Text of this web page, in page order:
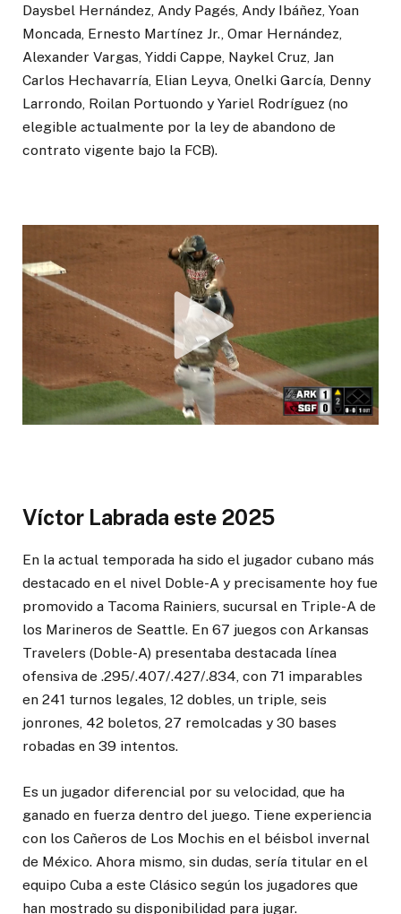
Daysbel Hernández, Andy Pagés, Andy Ibáñez, Yoan
Moncada, Ernesto Martínez Jr., Omar Hernández,
Alexander Vargas, Yiddi Cappe, Naykel Cruz, Jan
Carlos Hechavarría, Elian Leyva, Onelki García, Denny
Larrondo, Roilan Portuondo y Yariel Rodríguez (no
elegible actualmente por la ley de abandono de
contrato vigente bajo la FCB).
Víctor Labrada este 2025
En la actual temporada ha sido el jugador cubano más
destacado en el nivel Doble-A y precisamente hoy fue
promovido a Tacoma Rainiers, sucursal en Triple-A de
los Marineros de Seattle. En 67 juegos con Arkansas
Travelers (Doble-A) presentaba destacada línea
ofensiva de .295/.407/.427/.834, con 71 imparables
en 241 turnos legales, 12 dobles, un triple, seis
jonrones, 42 boletos, 27 remolcadas y 30 bases
robadas en 39 intentos.
Es un jugador diferencial por su velocidad, que ha
ganado en fuerza dentro del juego. Tiene experiencia
con los Cañeros de Los Mochis en el béisbol invernal
de México. Ahora mismo, sin dudas, sería titular en el
equipo Cuba a este Clásico según los jugadores que
han mostrado su disponibilidad para jugar.